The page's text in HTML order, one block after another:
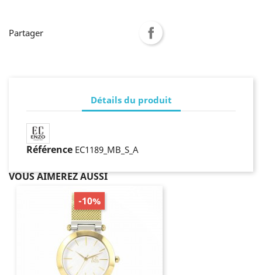
Partager
Détails du produit
Référence EC1189_MB_S_A
VOUS AIMEREZ AUSSI
-10%